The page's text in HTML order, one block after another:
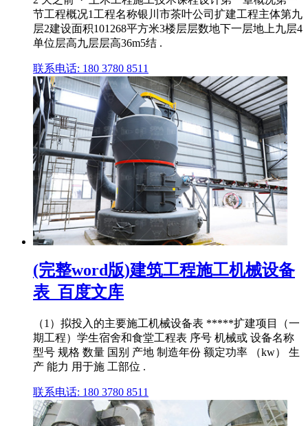
节工程概况1工程名称银川市茶叶公司扩建工程主体第九
层2建设面积101268平方米3楼层层数地下一层地上九层4
单位层高九层层高36m5结 .
联系电话: 180 3780 8511
(完整word版)建筑工程施工机械设备
表_百度文库
（1）拟投入的主要施工机械设备表 *****扩建项目（一
期工程）学生宿舍和食堂工程表 序号 机械或 设备名称
型号 规格 数量 国别 产地 制造年份 额定功率 （kw） 生
产 能力 用于施 工部位 .
联系电话: 180 3780 8511